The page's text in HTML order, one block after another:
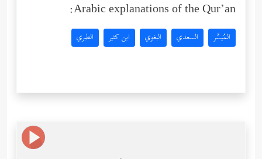
Arabic explanations of the Qur’an:
المُيسَّر السعدي البغوي ابن كثير الطبري